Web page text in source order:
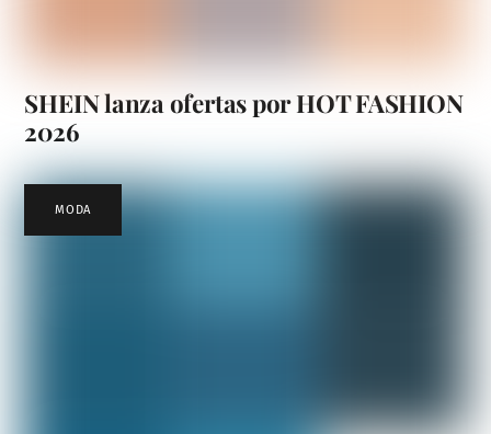
SHEIN lanza ofertas por HOT FASHION
2026
MODA